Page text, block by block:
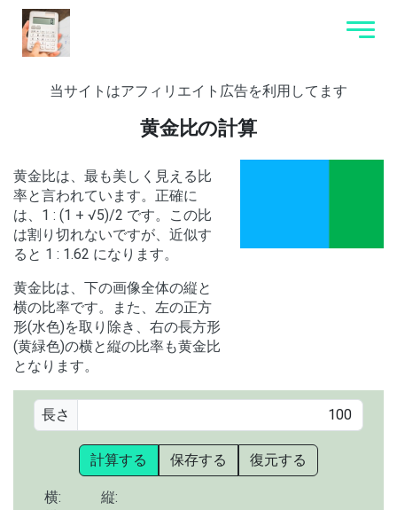
当サイトはアフィリエイト広告を利用してます
黄金比の計算
黄金比は、最も美しく見える比
率と言われています。正確に
は、1 : (1 + √5)/2 です。この比
は割り切れないですが、近似す
ると 1 : 1.62 になります。
黄金比は、下の画像全体の縦と
横の比率です。また、左の正方
形(水色)を取り除き、右の長方形
(黄緑色)の横と縦の比率も黄金比
となります。
長さ
計算する 保存する 復元する
横:
縦: